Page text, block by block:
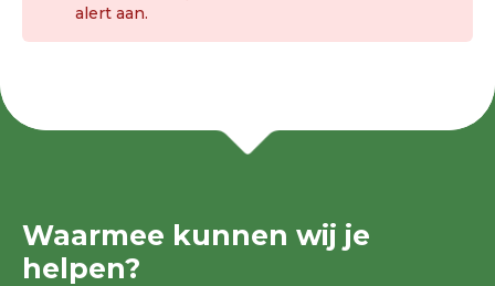
alert aan.
Waarmee kunnen wij je
helpen?